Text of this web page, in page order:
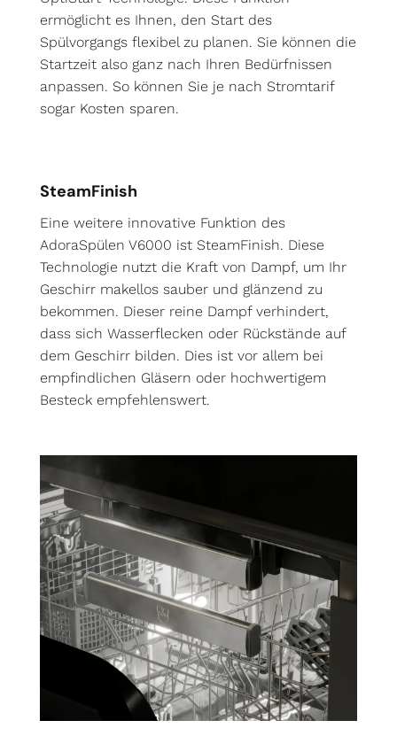
ermöglicht es Ihnen, den Start des
Spülvorgangs flexibel zu planen. Sie können die
Startzeit also ganz nach Ihren Bedürfnissen
anpassen. So können Sie je nach Stromtarif
sogar Kosten sparen.
SteamFinish
Eine weitere innovative Funktion des
AdoraSpülen V6000 ist SteamFinish. Diese
Technologie nutzt die Kraft von Dampf, um Ihr
Geschirr makellos sauber und glänzend zu
bekommen. Dieser reine Dampf verhindert,
dass sich Wasserflecken oder Rückstände auf
dem Geschirr bilden. Dies ist vor allem bei
empfindlichen Gläsern oder hochwertigem
Besteck empfehlenswert.